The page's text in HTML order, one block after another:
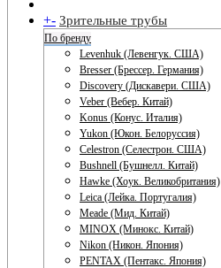
+- Зрительные трубы
По бренду
Levenhuk (Левенгук. США)
Bresser (Брессер. Германия)
Discovery (Дискавери. США)
Veber (Вебер. Китай)
Konus (Конус. Италия)
Yukon (Юкон. Белоруссия)
Celestron (Селестрон. США)
Bushnell (Бушнелл. Китай)
Hawke (Хоук. Великобритания)
Leica (Лейка. Португалия)
Meade (Мид. Китай)
MINOX (Минокс. Китай)
Nikon (Никон. Япония)
PENTAX (Пентакс. Япония)